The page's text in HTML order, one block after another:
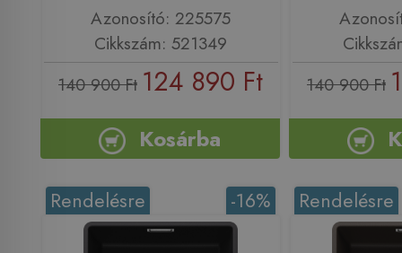
Azonosító: 225575
Cikkszám: 521349
140 900 Ft 124 890 Ft
Kosárba
140 900 Ft
-16%
Rendelésre Rendelésre